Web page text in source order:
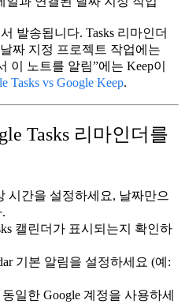
발송됩니다. Tasks 리마인더
짜 지정 프로젝트 작업에는
이 노트를 알림”에는 Keep이
Tasks vs Google Keep.
Tasks 리마인더를
시간을 설정하세요, 날짜만으
캘린더가 표시되는지 확인하
기본 알림을 설정하세요 (예:
동일한 Google 계정을 사용하세